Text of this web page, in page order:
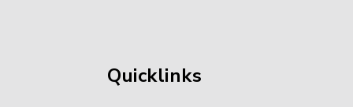
Quicklinks